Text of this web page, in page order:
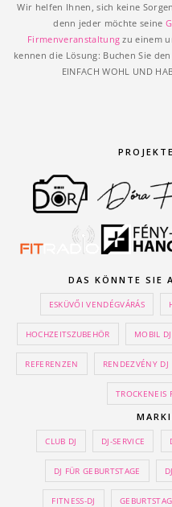
Wir helfen Ihnen, sich keine
denn jeder möchte seine
Firmenveranstaltung zu einem
kennen die Lösung: Buchen Sie den
EINFACH WOHL UND
DAS KÖNNTE SIE
ESKÜVŐI VENDÉGVÁRÁS
HOCHZEITSZUBEHÖR MOBIL DJ
REFERENZEN RENDEZVÉNY DJ
TROCKENEIS
CLUB DJ DJ-SERVICE
DJ FÜR GEBURTSTAGE
FITNESS-DJ